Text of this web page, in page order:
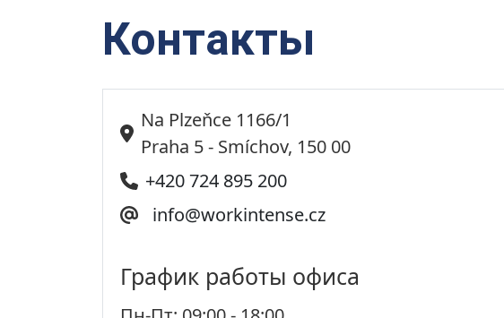
Контакты
Na Plzeňce 1166/1
Praha 5 - Smíchov, 150 00
+420 724 895 200
info@workintense.cz
График работы офиса